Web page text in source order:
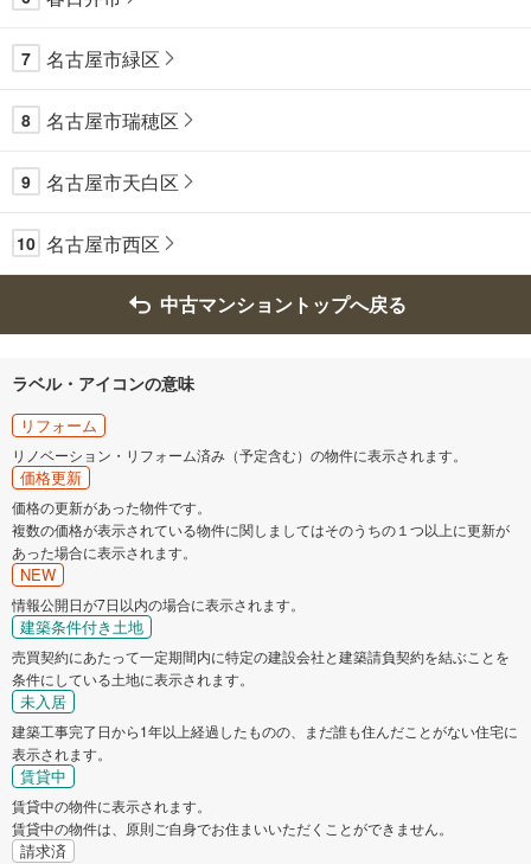
7 名古屋市緑区
8 名古屋市瑞穂区
9 名古屋市天白区
10 名古屋市西区
中古マンショントップへ戻る
ラベル・アイコンの意味
リフォーム
リノベーション・リフォーム済み（予定含む）の物件に表示されます。
価格更新
価格の更新があった物件です。
複数の価格が表示されている物件に関しましてはそのうちの１つ以上に更新が
あった場合に表示されます。
NEW
情報公開日が7日以内の場合に表示されます。
建築条件付き土地
売買契約にあたって一定期間内に特定の建設会社と建築請負契約を結ぶことを
条件にしている土地に表示されます。
未入居
建築工事完了日から1年以上経過したものの、まだ誰も住んだことがない住宅に
表示されます。
賃貸中
賃貸中の物件に表示されます。
賃貸中の物件は、原則ご自身でお住まいいただくことができません。
請求済